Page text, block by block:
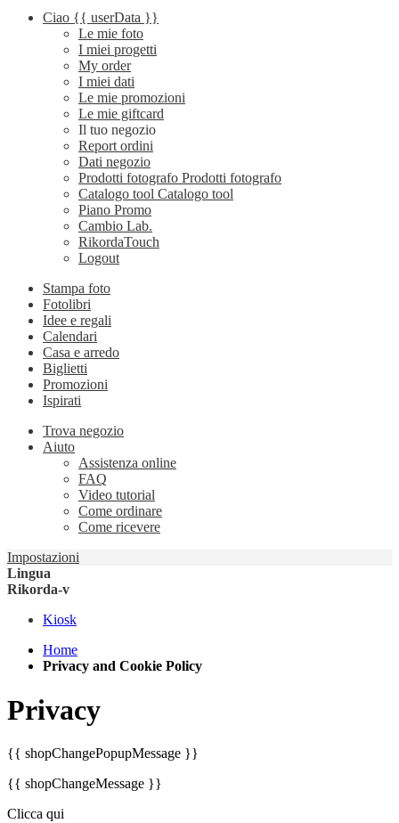
Ciao {{ userData }}
Le mie foto
I miei progetti
My order
I miei dati
Le mie promozioni
Le mie giftcard
Il tuo negozio
Report ordini
Dati negozio
Prodotti fotografo Prodotti fotografo
Catalogo tool Catalogo tool
Piano Promo
Cambio Lab.
RikordaTouch
Logout
Stampa foto
Fotolibri
Idee e regali
Calendari
Casa e arredo
Biglietti
Promozioni
Ispirati
Trova negozio
Aiuto
Assistenza online
FAQ
Video tutorial
Come ordinare
Come ricevere
Impostazioni
Lingua
Rikorda-v
Kiosk
Home
Privacy and Cookie Policy
Privacy
{{ shopChangePopupMessage }}
{{ shopChangeMessage }}
Clicca qui